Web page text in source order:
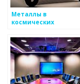
Металлы в
космических